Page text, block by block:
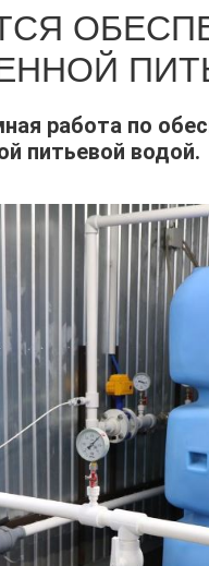
работа по
питьевой водой.